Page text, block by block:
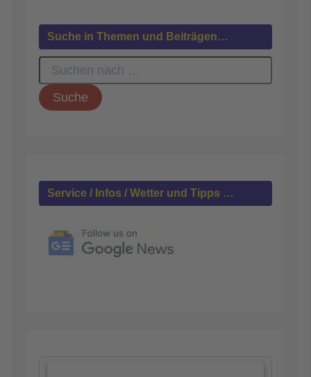
Suche in Themen und Beiträgen…
c
h
:
Service / Infos / Wetter und Tipps …